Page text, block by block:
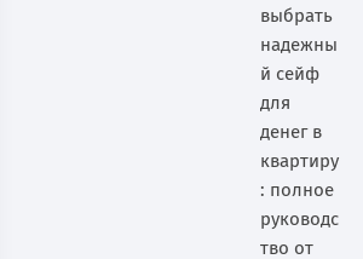
выбрать
надежны
й сейф
для
денег в
квартиру
: полное
руководс
тво от